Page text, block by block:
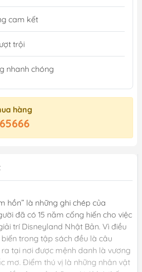
cam kết
trội
nhanh chóng
hàng
hồn” là những ghi chép của
đã có 15 năm cống hiến cho việc
trí Disneyland Nhật Bản. Vì điều
trong tập sách đều là câu
tại nơi được mệnh danh là vương
mơ. Điểm thú vị là những nhân vật